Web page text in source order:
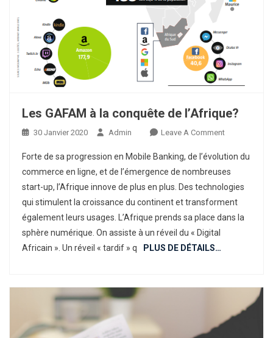
Les GAFAM à la conquête de l’Afrique?
30 Janvier 2020 Admin Leave A CommentOn
GAFAM
À
La
Conquête
De
Forte de sa progression en Mobile Banking, de l’évolution du
commerce en ligne, et de l’émergence de nombreuses
start-up, l’Afrique innove de plus en plus. Des technologies
qui stimulent la croissance du continent et transforment
également leurs usages. L’Afrique prends sa place dans la
sphère numérique. On assiste à un réveil du « Digital
Africain ». Un réveil « tardif » q
PLUS DE DÉTAILS…